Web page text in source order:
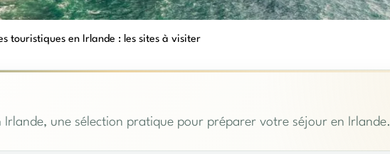
touristiques en Irlande : les sites à visiter
Irlande, une sélection pratique pour préparer votre séjour en Irlande.